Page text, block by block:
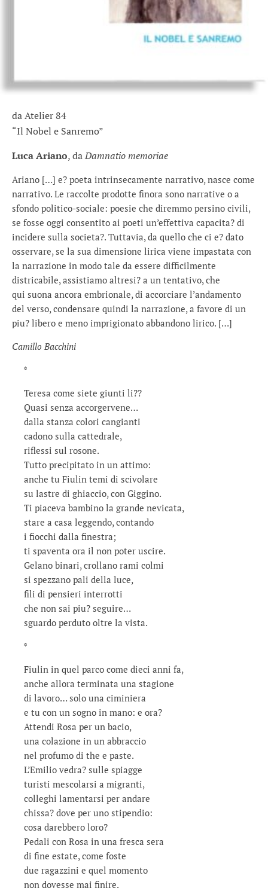
da Atelier 84
“Il Nobel e Sanremo”
Luca Ariano, daDamnatio memoriae
Ariano […] e? poeta intrinsecamente narrativo, nasce come
narrativo. Le raccolte prodotte finora sono narrative o a
sfondo politico-sociale: poesie che diremmo persino civili,
se fosse oggi consentito ai poeti un’effettiva capacita? di
incidere sulla societa?. Tuttavia, da quello che ci e? dato
osservare, se la sua dimensione lirica viene impastata con
la narrazione in modo tale da essere difficilmente
districabile, assistiamo altresi? a un tentativo, che
qui suona ancora embrionale, di accorciare l’andamento
del verso, condensare quindi la narrazione, a favore di un
piu? libero e meno imprigionato abbandono lirico. […]
Camillo Bacchini
*
Teresa come siete giunti li??
Quasi senza accorgervene…
dalla stanza colori cangianti
cadono sulla cattedrale,
riflessi sul rosone.
Tutto precipitato in un attimo:
anche tu Fiulin temi di scivolare
su lastre di ghiaccio, con Giggino.
Ti piaceva bambino la grande nevicata,
stare a casa leggendo, contando
i fiocchi dalla finestra;
ti spaventa ora il non poter uscire.
Gelano binari, crollano rami colmi
si spezzano pali della luce,
fili di pensieri interrotti
che non sai piu? seguire…
sguardo perduto oltre la vista.
*
Fiulin in quel parco come dieci anni fa,
anche allora terminata una stagione
di lavoro… solo una ciminiera
e tu con un sogno in mano: e ora?
Attendi Rosa per un bacio,
una colazione in un abbraccio
nel profumo di the e paste.
L’Emilio vedra? sulle spiagge
turisti mescolarsi a migranti,
colleghi lamentarsi per andare
chissa? dove per uno stipendio:
cosa darebbero loro?
Pedali con Rosa in una fresca sera
di fine estate, come foste
due ragazzini e quel momento
non dovesse mai finire.